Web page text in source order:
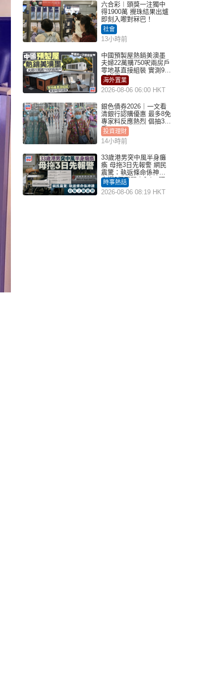
六合彩︱頭獎一注獨中
得1900萬 攪珠結果出爐
即刻入嚟對冧巴！
社會
13小時前
中國預製屋熱銷美澳墨
夫婦22萬購750呎兩房戶
零地基直接組裝 實測9個
月激讚
海外置業
2026-08-06 06:00 HKT
銀色債券2026｜一文看
清銀行認購優惠 最多8免
專家料反應熱烈 倡抽30
手
投資理財
14小時前
33歲港男突中風半身癱
瘓 母拖3日先報警 網民
震驚：執返條命係神蹟
自爆2個惡習｜Juicy叮
時事熱話
2026-08-06 08:19 HKT